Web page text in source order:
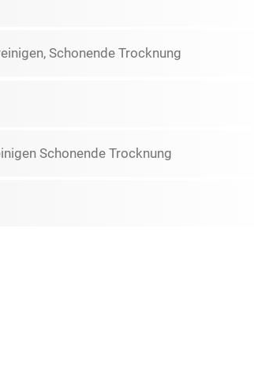
Schonende Trocknung
Schonende Trocknung